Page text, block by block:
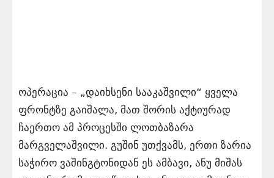
ოპერაცია – „დაიხსენი სააკაშვილი“ ყველა
ფრონტზე გაიშალა, მათ შორის აქტიურად
ჩაერთო ამ პროცესში ლოთბაზარა
მარგველაშვილი. გუშინ უთქვამს, ერთი ზარია
საჭირო ვაშინგტონიდან ეს ამბავი, ანუ მიშას